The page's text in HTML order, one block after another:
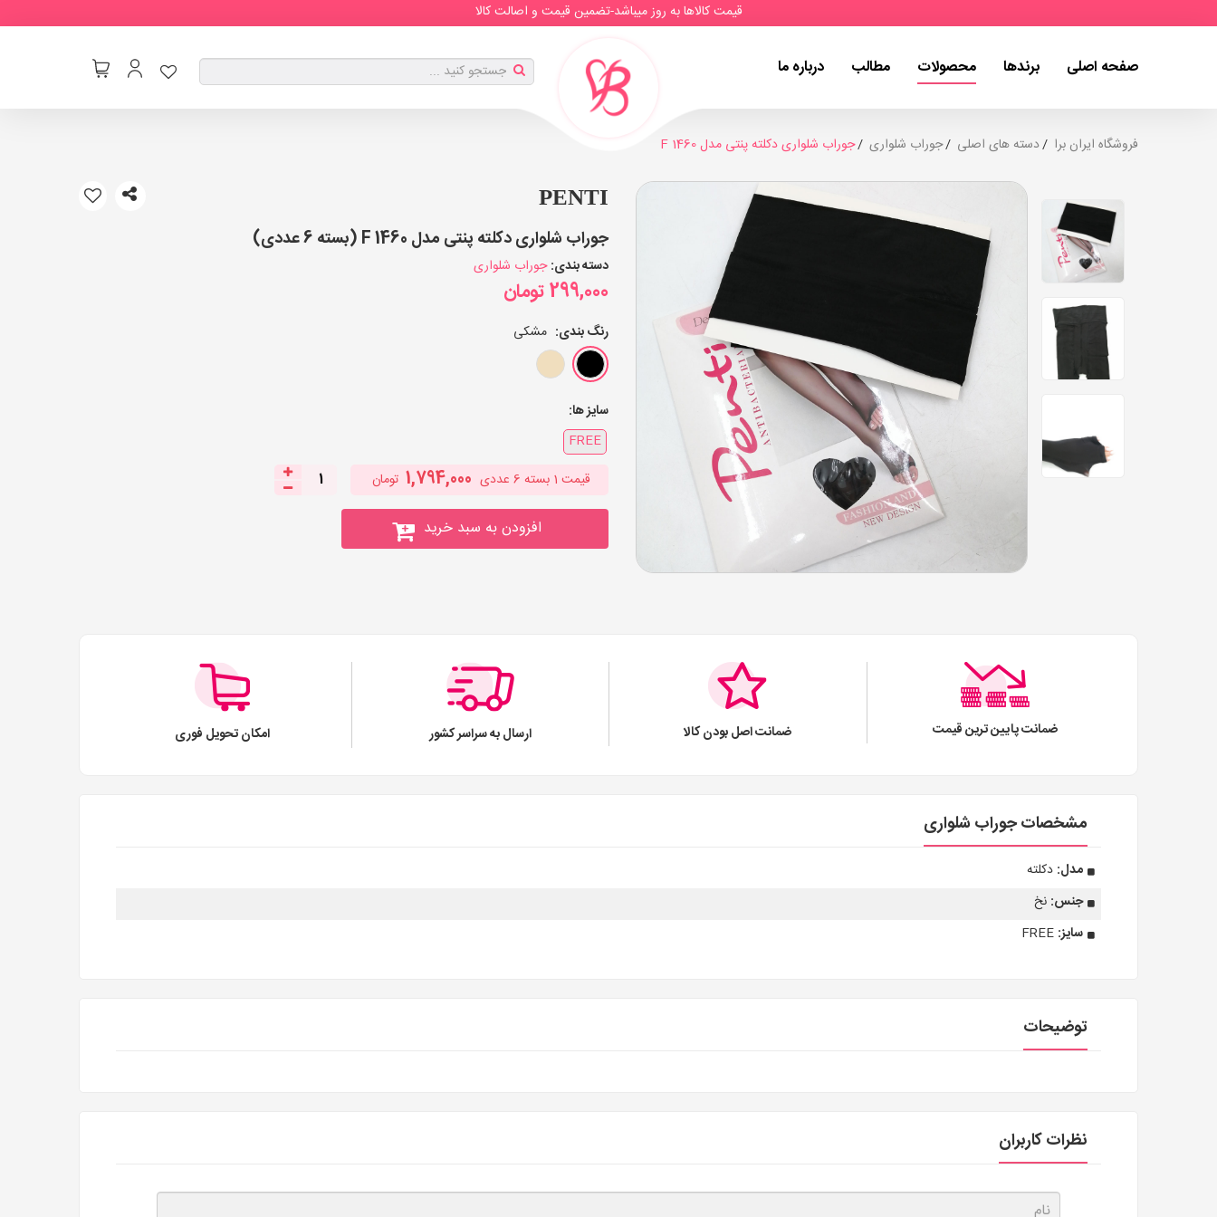
قیمت کالاها به روز میباشد-تضمین قیمت و اصالت کالا
صفحه اصلی برندها محصولات مطالب درباره ما
فروشگاه ایران برا دسته های اصلی جوراب شلواری جوراب شلواری دکلته پنتی مدل F 1460
PENTI
جوراب شلواری دکلته پنتی مدل F 1460 (بسته 6 عددی)
دسته بندی: جوراب شلواری
299,000تومان
رنگ بندی: مشکی
سایز ها:
FREE
قیمت 1 بسته 6 عددی 1,794,000 تومان 1
افزودن به سبد خرید
ضمانت پایین ترین قیمت ضمانت اصل بودن کالا ارسال به سراسر کشور امکان تحویل فوری
مشخصات جوراب شلواری
مدل: دکلته
جنس: نخ
سایز: FREE
توضیحات
نظرات کاربران